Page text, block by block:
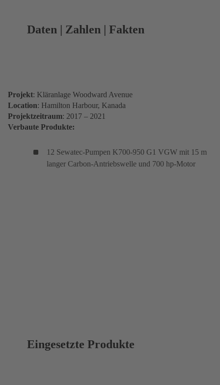
Daten | Zahlen | Fakten
Projekt: Kläranlage Woodward Avenue
Location: Hamilton Harbour, Kanada
Projektzeitraum: 2017 – 2021
Verbaute Produkte:
12 Sewatec-Pumpen K700-950 G1 VGW mit 15 m
langer Carbon-Antriebswelle und 700 hp-Motor
Eingesetzte Produkte